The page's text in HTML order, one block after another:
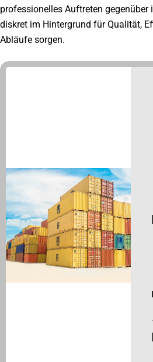
professionelles Auftreten gegenüber
diskret im Hintergrund für Qualität,
Abläufe sorgen.